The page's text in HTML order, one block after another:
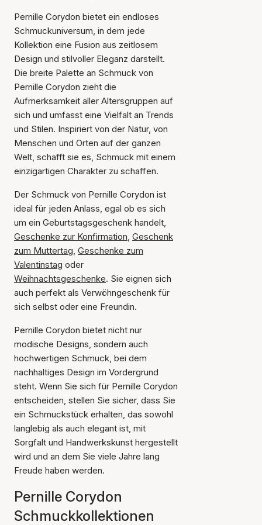
Pernille Corydon bietet ein endloses
Schmuckuniversum, in dem jede
Kollektion eine Fusion aus zeitlosem
Design und stilvoller Eleganz darstellt.
Die breite Palette an Schmuck von
Pernille Corydon zieht die
Aufmerksamkeit aller Altersgruppen auf
sich und umfasst eine Vielfalt an Trends
und Stilen. Inspiriert von der Natur, von
Menschen und Orten auf der ganzen
Welt, schafft sie es, Schmuck mit einem
einzigartigen Charakter zu schaffen.
Der Schmuck von Pernille Corydon ist
ideal für jeden Anlass, egal ob es sich
um ein Geburtstagsgeschenk handelt,
Geschenke zur Konfirmation, Geschenk
zum Muttertag, Geschenke zum
Valentinstag oder
Weihnachtsgeschenke. Sie eignen sich
auch perfekt als Verwöhngeschenk für
sich selbst oder eine Freundin.
Pernille Corydon bietet nicht nur
modische Designs, sondern auch
hochwertigen Schmuck, bei dem
nachhaltiges Design im Vordergrund
steht. Wenn Sie sich für Pernille Corydon
entscheiden, stellen Sie sicher, dass Sie
ein Schmuckstück erhalten, das sowohl
langlebig als auch elegant ist, mit
Sorgfalt und Handwerkskunst hergestellt
wird und an dem Sie viele Jahre lang
Freude haben werden.
Pernille Corydon
Schmuckkollektionen